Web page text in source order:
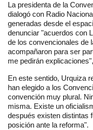
La presidenta de la
dialogó con Radio
generadas desde el
denunciar "acuerdos con
de los convencionales de
acompañaron para ser
me pedirán
En este sentido, Urquiza
han elegido a los
convención muy plural.
misma. Existe un
después existen distintas
posición ante la reforma".